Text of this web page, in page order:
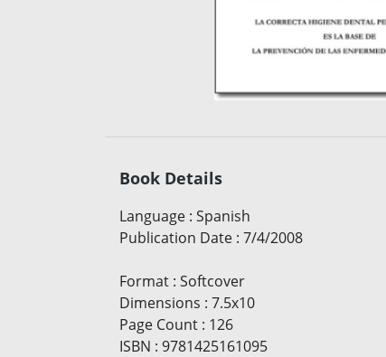
Book Details
Language : Spanish
Publication Date : 7/4/2008
Format : Softcover
Dimensions : 7.5x10
Page Count : 126
ISBN : 9781425161095